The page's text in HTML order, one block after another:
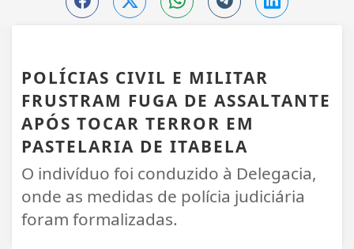
POLÍCIAS CIVIL E MILITAR
FRUSTRAM FUGA DE ASSALTANTE
APÓS TOCAR TERROR EM
PASTELARIA DE ITABELA
O indivíduo foi conduzido à Delegacia,
onde as medidas de polícia judiciária
foram formalizadas.